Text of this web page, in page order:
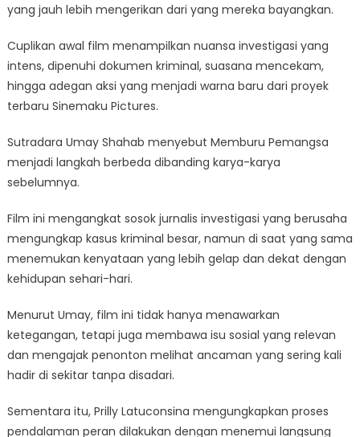
yang jauh lebih mengerikan dari yang mereka bayangkan.
Cuplikan awal film menampilkan nuansa investigasi yang
intens, dipenuhi dokumen kriminal, suasana mencekam,
hingga adegan aksi yang menjadi warna baru dari proyek
terbaru Sinemaku Pictures.
Sutradara Umay Shahab menyebut Memburu Pemangsa
menjadi langkah berbeda dibanding karya-karya
sebelumnya.
Film ini mengangkat sosok jurnalis investigasi yang berusaha
mengungkap kasus kriminal besar, namun di saat yang sama
menemukan kenyataan yang lebih gelap dan dekat dengan
kehidupan sehari-hari.
Menurut Umay, film ini tidak hanya menawarkan
ketegangan, tetapi juga membawa isu sosial yang relevan
dan mengajak penonton melihat ancaman yang sering kali
hadir di sekitar tanpa disadari.
Sementara itu, Prilly Latuconsina mengungkapkan proses
pendalaman peran dilakukan dengan menemui langsung